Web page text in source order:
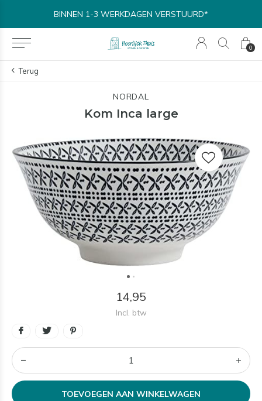
0
BINNEN 1-3 WERKDAGEN VERSTUURD*
Terug
NORDAL
Kom Inca large
14,95
Incl. btw
TOEVOEGEN AAN WINKELWAGEN